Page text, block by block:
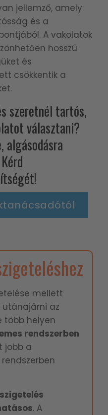
jellemző, amely
és a
A vakolatok
hosszú
és
csökkentik a
szeretnél tartós,
választani?
algásodásra
Kérd
!
mellett
utánajárni az
több helyen
rendszerben
jobb a
. A